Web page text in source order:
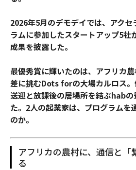
2026年5月のデモデイでは、アク
ラムに参加したスタートアップ5社
成果を披露した。
最優秀賞に輝いたのは、アフリカ
差に挑むDots forの大場カルロス
送迎と放課後の居場所を結ぶhab
た。2人の起業家は、プログラムを
のか。
アフリカの農村に、通信と「
る